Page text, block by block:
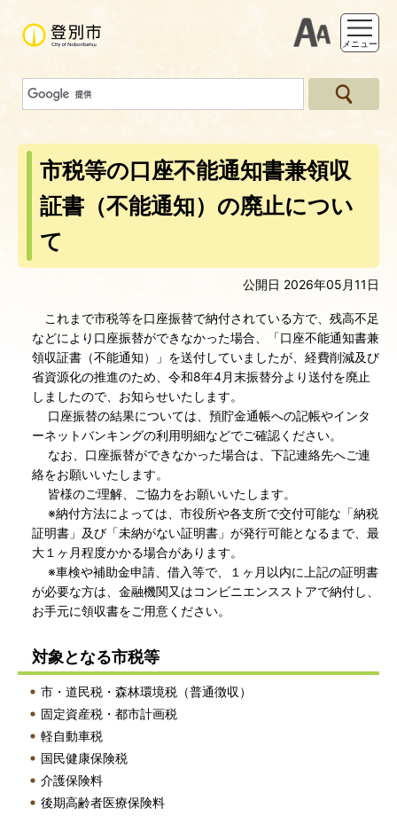
支援ツー
メニュー
市税等の口座不能通知書兼領収
証書（不能通知）の廃止につい
て
公開日 2026年05月11日
これまで市税等を口座振替で納付されている方で、残高不足
などにより口座振替ができなかった場合、「口座不能通知書兼
領収証書（不能通知）」を送付していましたが、経費削減及び
省資源化の推進のため、令和8年4月末振替分より送付を廃止
しましたので、お知らせいたします。
口座振替の結果については、預貯金通帳への記帳やインタ
ーネットバンキングの利用明細などでご確認ください。
なお、口座振替ができなかった場合は、下記連絡先へご連
絡をお願いいたします。
皆様のご理解、ご協力をお願いいたします。
※納付方法によっては、市役所や各支所で交付可能な「納税
証明書」及び「未納がない証明書」が発行可能となるまで、最
大１ヶ月程度かかる場合があります。
※車検や補助金申請、借入等で、１ヶ月以内に上記の証明書
が必要な方は、金融機関又はコンビニエンスストアで納付し、
お手元に領収書をご用意ください。
対象となる市税等
市・道民税・森林環境税（普通徴収）
固定資産税・都市計画税
軽自動車税
国民健康保険税
介護保険料
後期高齢者医療保険料